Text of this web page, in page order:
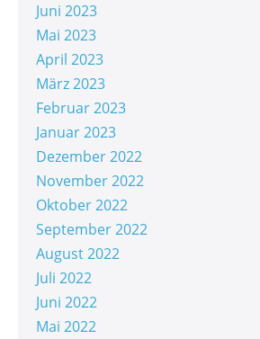
Juni 2023
Mai 2023
April 2023
März 2023
Februar 2023
Januar 2023
Dezember 2022
November 2022
Oktober 2022
September 2022
August 2022
Juli 2022
Juni 2022
Mai 2022